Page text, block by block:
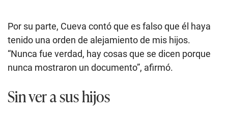
Por su parte, Cueva contó que es falso que él haya
tenido una orden de alejamiento de mis hijos.
“Nunca fue verdad, hay cosas que se dicen porque
nunca mostraron un documento”, afirmó.
Sin ver a sus hijos